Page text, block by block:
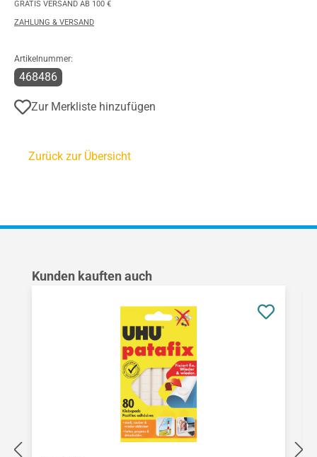
GRATIS VERSAND AB 100 €
ZAHLUNG & VERSAND
Artikelnummer:
468486
Zur Merkliste hinzufügen
Zurück zur Übersicht
Produktgalerie überspringen
Kunden kauften auch